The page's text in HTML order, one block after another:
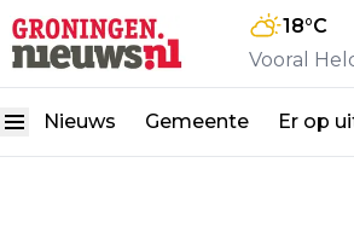
18°C
Vooral
Nieuws Gemeente Er op